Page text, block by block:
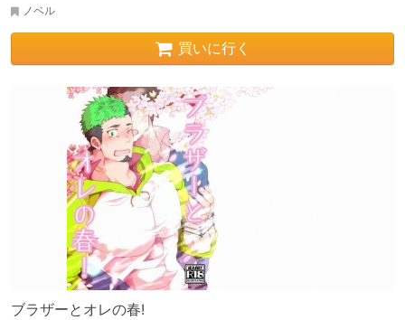
ノベル
買いに行く
ブラザーとオレの春!